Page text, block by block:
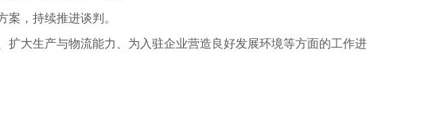
，持续推进谈判。
大生产与物流能力、为入驻企业营造良好发展环境等方面的工作进